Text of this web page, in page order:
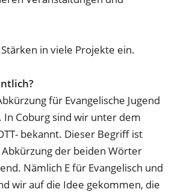
in viele Projekte ein.
für Evangelische Jugend
In Coburg sind wir unter dem
bekannt. Dieser Begriff ist
der beiden Wörter
Nämlich E für Evangelisch und
wir auf die Idee gekommen, die